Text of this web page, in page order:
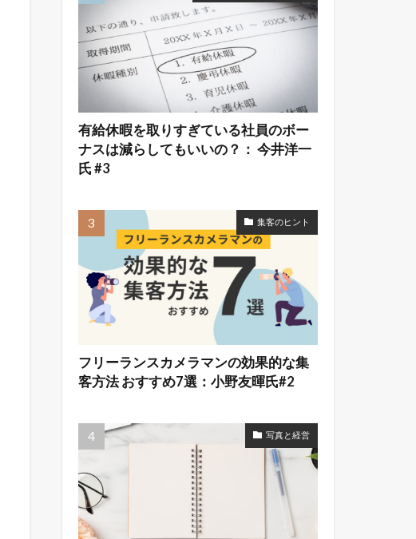
有給休暇を取りすぎている社員のボー
ナスは減らしてもいいの？： 今井洋一
氏 #3
集客のヒント
フリーランスカメラマンの効果的な集
客方法 おすすめ7選：小野友暉氏#2
写真と経営